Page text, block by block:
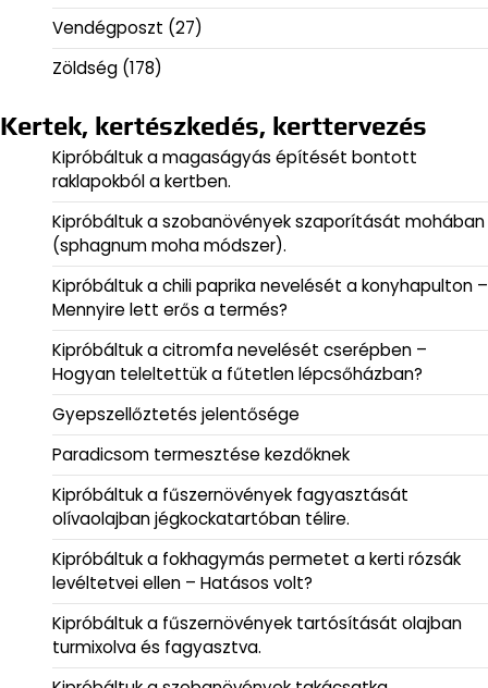
Vendégposzt (27)
Zöldség (178)
Kertek, kertészkedés, kerttervezés
Kipróbáltuk a magaságyás építését bontott
raklapokból a kertben.
Kipróbáltuk a szobanövények szaporítását mohában
(sphagnum moha módszer).
Kipróbáltuk a chili paprika nevelését a konyhapulton –
Mennyire lett erős a termés?
Kipróbáltuk a citromfa nevelését cserépben –
Hogyan teleltettük a fűtetlen lépcsőházban?
Gyepszellőztetés jelentősége
Paradicsom termesztése kezdőknek
Kipróbáltuk a fűszernövények fagyasztását
olívaolajban jégkockatartóban télire.
Kipróbáltuk a fokhagymás permetet a kerti rózsák
levéltetvei ellen – Hatásos volt?
Kipróbáltuk a fűszernövények tartósítását olajban
turmixolva és fagyasztva.